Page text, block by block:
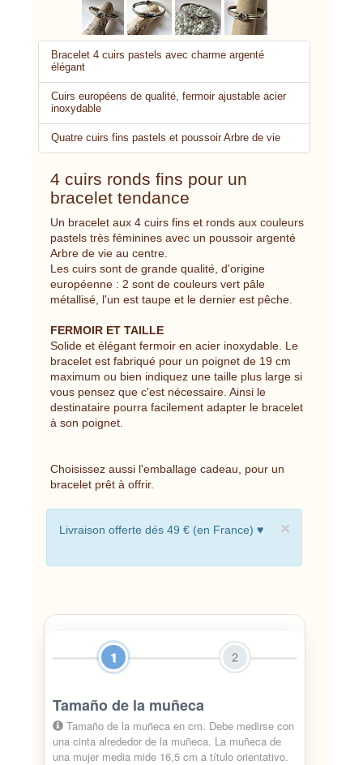
Bracelet 4 cuirs pastels avec charme argenté
élégant
Cuirs européens de qualité, fermoir ajustable acier
inoxydable
Quatre cuirs fins pastels et poussoir Arbre de vie
4 cuirs ronds fins pour un
bracelet tendance
Un bracelet aux 4 cuirs fins et ronds aux couleurs
pastels très féminines avec un poussoir argenté
Arbre de vie au centre.
Les cuirs sont de grande qualité, d'origine
européenne : 2 sont de couleurs vert pâle
métallisé, l'un est taupe et le dernier est pêche.
FERMOIR ET TAILLE
Solide et élégant fermoir en acier inoxydable. Le
bracelet est fabriqué pour un poignet de 19 cm
maximum ou bien indiquez une taille plus large si
vous pensez que c'est nécessaire. Ainsi le
destinataire pourra facilement adapter le bracelet
à son poignet.
Choisissez aussi l'emballage cadeau, pour un
bracelet prêt à offrir.
×
Livraison offerte dés 49 € (en France) ♥
1 2
Tamaño de la muñeca
Tamaño de la muñeca en cm. Debe medirse con
una cinta alrededor de la muñeca. La muñeca de
una mujer media mide 16,5 cm a título orientativo.